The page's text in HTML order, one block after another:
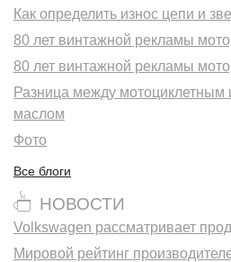
Как определить износ цепи и
80 лет винтажной рекламы
80 лет винтажной рекламы
Разница между
маслом
Фото
Все блоги
НОВОСТИ
Volkswagen рассматривает
Мировой рейтинг